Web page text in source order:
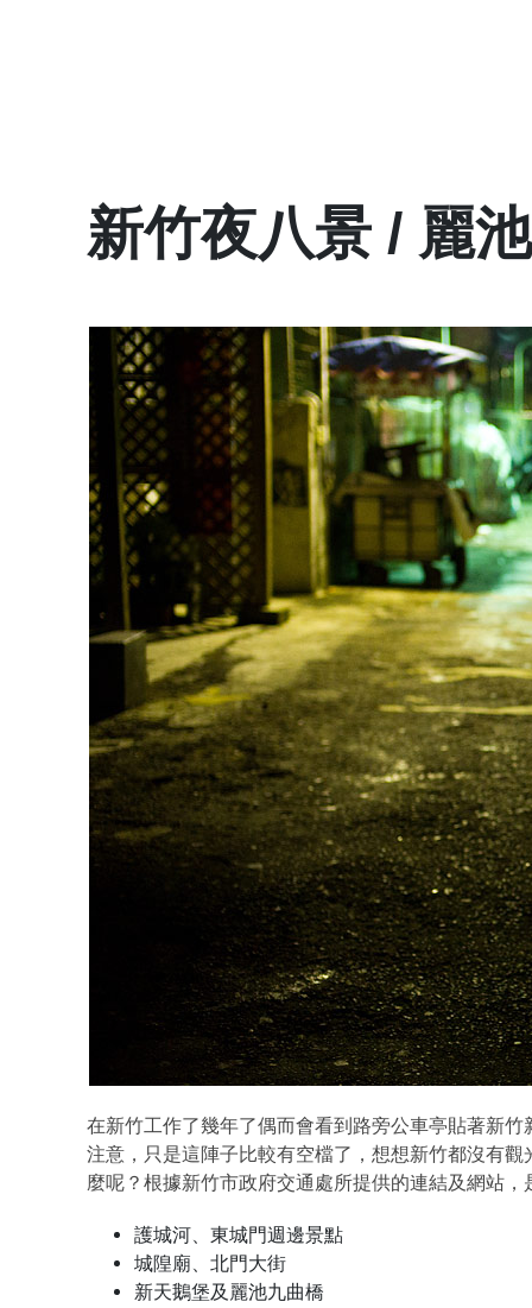
新竹夜八景 / 麗
在新竹工作了幾年了偶而會看到路旁公車亭貼著新
注意，只是這陣子比較有空檔了，想想新竹都沒有
麼呢？根據新竹市政府交通處所提供的連結及網站，
護城河、東城門週邊景點
城隍廟、北門大街
新天鵝堡及麗池九曲橋